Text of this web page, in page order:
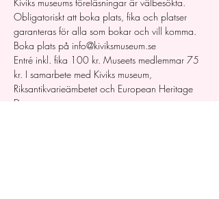
Obligatoriskt att boka plats, fika och platser
garanteras för alla som bokar och vill komma.
Boka plats på info@kiviksmuseum.se
Entré inkl. fika 100 kr. Museets medlemmar 75
kr. I samarbete med Kiviks museum,
Riksantikvarieämbetet och European Heritage
Days.